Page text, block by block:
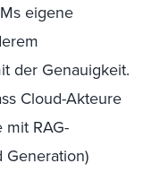
eigene
der Genauigkeit.
Cloud-Akteure
RAG-
Generation)